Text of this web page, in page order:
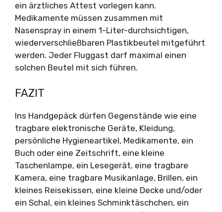
ein ärztliches Attest vorlegen kann.
Medikamente müssen zusammen mit
Nasenspray in einem 1-Liter-durchsichtigen,
wiederverschließbaren Plastikbeutel mitgeführt
werden. Jeder Fluggast darf maximal einen
solchen Beutel mit sich führen.
FAZIT
Ins Handgepäck dürfen Gegenstände wie eine
tragbare elektronische Geräte, Kleidung,
persönliche Hygieneartikel, Medikamente, ein
Buch oder eine Zeitschrift, eine kleine
Taschenlampe, ein Lesegerät, eine tragbare
Kamera, eine tragbare Musikanlage, Brillen, ein
kleines Reisekissen, eine kleine Decke und/oder
ein Schal, ein kleines Schminktäschchen, ein